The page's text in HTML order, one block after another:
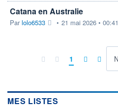
Catana en Australie
Parlolo6533 • 21 mai 2026 • 00:41
1
MES LISTES